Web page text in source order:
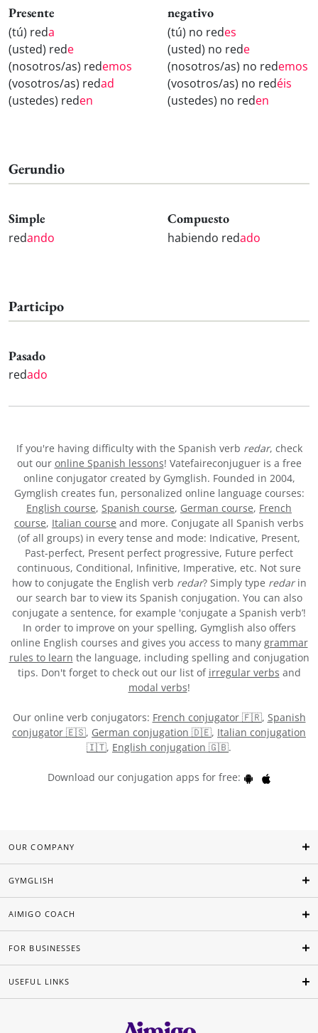
Presente
(tú) reda
(usted) rede
(nosotros/as) redemos
(vosotros/as) redad
(ustedes) reden
negativo
(tú) no redes
(usted) no rede
(nosotros/as) no redemos
(vosotros/as) no redéis
(ustedes) no reden
Gerundio
Simple
redando
Compuesto
habiendo redado
Participo
Pasado
redado
If you're having difficulty with the Spanish verb redar, check
out our online Spanish lessons! Vatefaireconjuguer is a free
online conjugator created by Gymglish. Founded in 2004,
Gymglish creates fun, personalized online language courses:
English course, Spanish course, German course, French
course, Italian course and more. Conjugate all Spanish verbs
(of all groups) in every tense and mode: Indicative, Present,
Past-perfect, Present perfect progressive, Future perfect
continuous, Conditional, Infinitive, Imperative, etc. Not sure
how to conjugate the English verb redar? Simply type redarin
our search bar to view its Spanish conjugation. You can also
conjugate a sentence, for example 'conjugate a Spanish verb’!
In order to improve on your spelling, Gymglish also offers
online English courses and gives you access to many grammar
rules to learn the language, including spelling and conjugation
tips. Don't forget to check out our list of irregular verbs and
modal verbs!
Our online verb conjugators: French conjugator 🇫🇷, Spanish
conjugator 🇪🇸, German conjugation 🇩🇪, Italian conjugation
🇮🇹, English conjugation 🇬🇧.
Download our conjugation apps for free:
OUR COMPANY
GYMGLISH
AIMIGO COACH
FOR BUSINESSES
USEFUL LINKS